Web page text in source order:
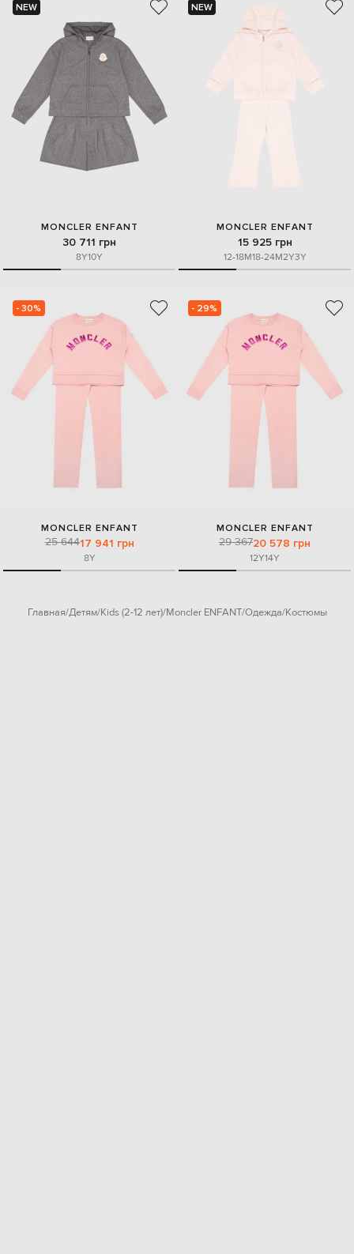
NEW
MONCLER ENFANT
30 711 грн
8Y10Y
NEW
MONCLER ENFANT
15 925 грн
12-18M18-24M2Y3Y
- 30%
MONCLER ENFANT
25 64417 941 грн
8Y
- 29%
MONCLER ENFANT
29 36720 578 грн
12Y14Y
Главная Детям Kids (2-12 лет) Moncler ENFANT Одежда Костюмы